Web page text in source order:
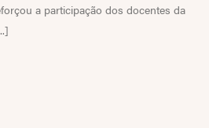
a participação dos docentes da